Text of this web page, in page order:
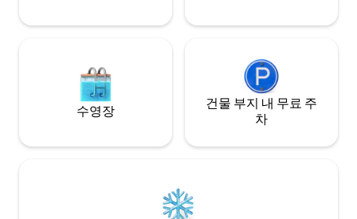
수영장
건물 부지 내 무료 주
차